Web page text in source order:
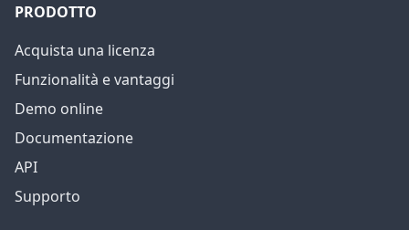
PRODOTTO
Acquista una licenza
Funzionalità e vantaggi
Demo online
Documentazione
API
Supporto